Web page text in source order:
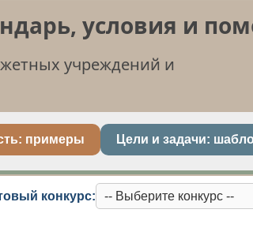
условия и
учреждений и
примеры Цели и задачи:
конкурс: